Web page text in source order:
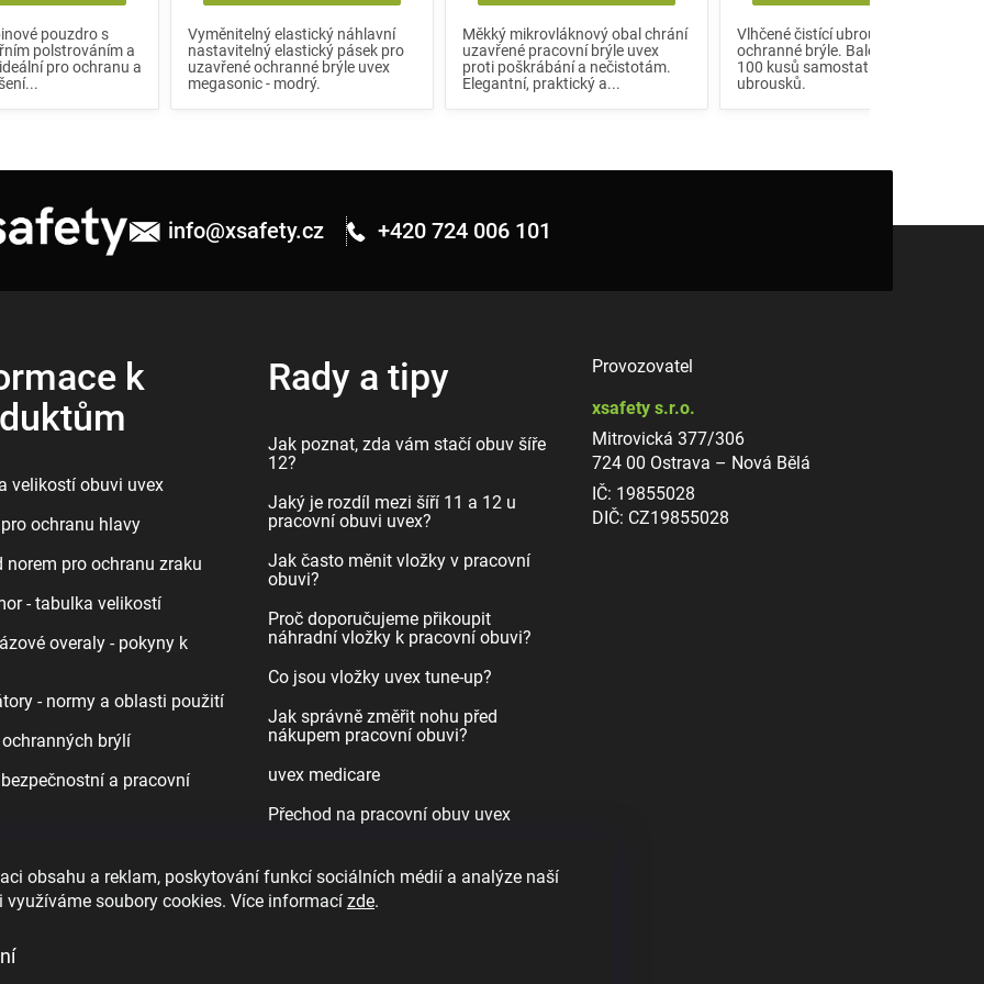
obsahu a reklam, poskytování funkcí sociálních médií a analýze naší
využíváme soubory cookies. Více informací zde.
pouzdro s
polstrováním a
pro ochranu a
Vyměnitelný elastický náhlavní
nastavitelný elastický pásek pro
uzavřené ochranné brýle uvex
megasonic - modrý.
Měkký mikrovláknový obal chrání
uzavřené pracovní brýle uvex
proti poškrábání a nečistotám.
Elegantní, praktický a...
Vlhčené čistící ubrousky na
ochranné brýle. Balení obsahuje
100 kusů samostatně balených
ubrousků.
info@xsafety.cz +420 724 006 101
k
velikostí obuvi uvex
ochranu hlavy
norem pro ochranu zraku
- tabulka velikostí
overaly - pokyny k
- normy a oblasti použití
brýlí
a pracovní
Rady a tipy
Jak poznat, zda vám stačí obuv šíře
12?
Jaký je rozdíl mezi šíří 11 a 12 u
pracovní obuvi uvex?
Jak často měnit vložky v pracovní
obuvi?
Proč doporučujeme přikoupit
náhradní vložky k pracovní obuvi?
Co jsou vložky uvex tune-up?
Jak správně změřit nohu před
nákupem pracovní obuvi?
uvex medicare
Přechod na pracovní obuv uvex
Provozovatel
xsafety s.r.o.
Mitrovická 377/306
724 00 Ostrava – Nová Bělá
IČ: 19855028
DIČ: CZ19855028
Dioptrické ochranné brýle